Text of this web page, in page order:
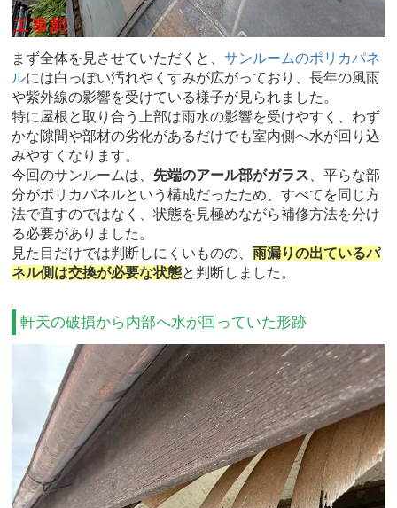
まず全体を見させていただくと、サンルームのポリカパネ
ルには白っぽい汚れやくすみが広がっており、長年の風雨
や紫外線の影響を受けている様子が見られました。
特に屋根と取り合う上部は雨水の影響を受けやすく、わず
かな隙間や部材の劣化があるだけでも室内側へ水が回り込
みやすくなります。
今回のサンルームは、 先端のアール部がガラス 、平らな部
分がポリカパネルという構成だったため、すべてを同じ方
法で直すのではなく、状態を見極めながら補修方法を分け
る必要がありました。
見た目だけでは判断しにくいものの、雨漏りの出ているパ
ネル側は交換が必要な状態と判断しました。
軒天の破損から内部へ水が回っていた形跡